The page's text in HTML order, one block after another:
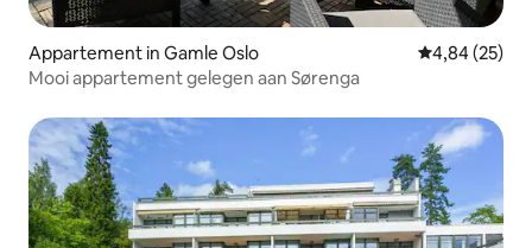
Appartement in Gamle Oslo Gemiddelde
4,84 (25)
Mooi appartement gelegen aan Sørenga